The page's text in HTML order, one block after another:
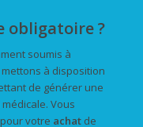
obligatoire ?
soumis à
à disposition
de générer une
Vous
votre achatde